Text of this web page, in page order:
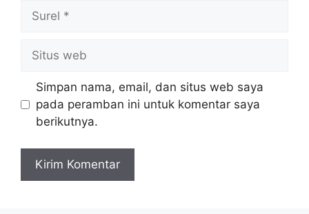
Surel
Situs
web
Simpan nama, email, dan situs web saya
pada peramban ini untuk komentar saya
berikutnya.